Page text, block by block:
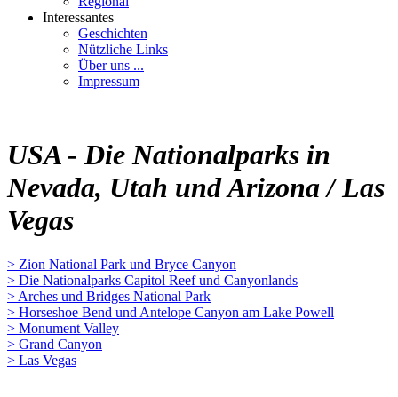
Interessantes
Geschichten
Nützliche Links
Über uns ...
Impressum
USA - Die Nationalparks in
Nevada, Utah und Arizona / Las
Vegas
> Zion National Park und Bryce Canyon
> Die Nationalparks Capitol Reef und Canyonlands
> Arches und Bridges National Park
> Horseshoe Bend und Antelope Canyon am Lake Powell
> Monument Valley
> Grand Canyon
> Las Vegas